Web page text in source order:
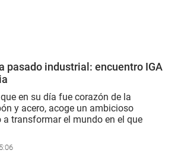
pasado industrial: encuentro IGA
en su día fue corazón de la
y acero, acoge un ambicioso
a transformar el mundo en el que